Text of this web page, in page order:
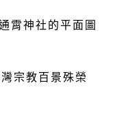
霄神社的平面圖
宗教百景殊榮